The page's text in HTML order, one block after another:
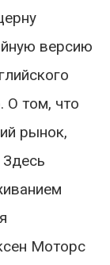
версию
О том, что
рынок,
Моторс